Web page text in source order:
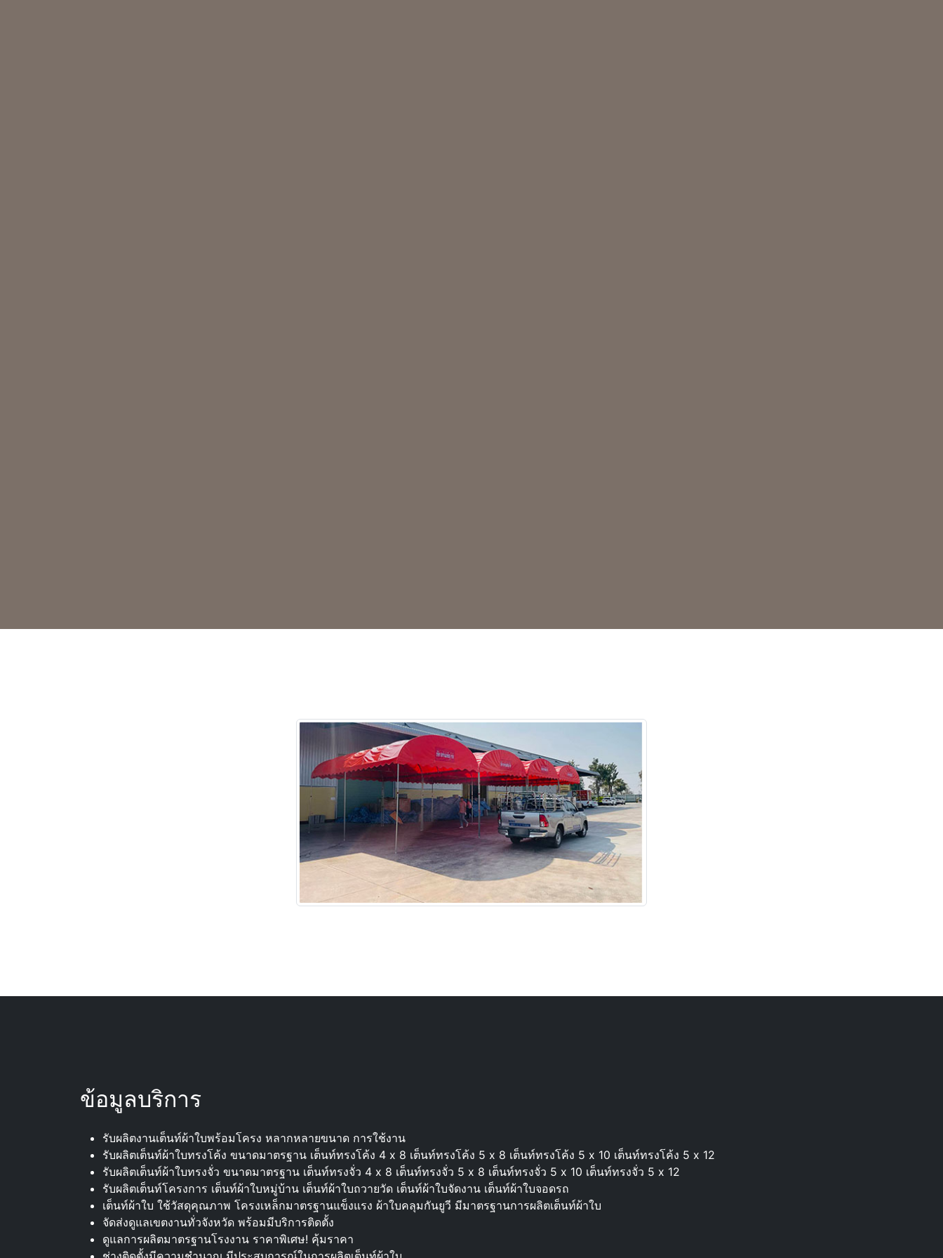
ข้อมูลบริการ
รับผลิตงานเต็นท์ผ้าใบพร้อมโครง หลากหลายขนาด การใช้งาน
รับผลิตเต็นท์ผ้าใบทรงโค้ง ขนาดมาตรฐาน เต็นท์ทรงโค้ง 4 x 8 เต็นท์ทรงโค้ง 5 x 8 เต็นท์ทรงโค้ง 5 x 10 เต็นท์ทรงโค้ง 5 x 12
รับผลิตเต็นท์ผ้าใบทรงจั่ว ขนาดมาตรฐาน เต็นท์ทรงจั่ว 4 x 8 เต็นท์ทรงจั่ว 5 x 8 เต็นท์ทรงจั่ว 5 x 10 เต็นท์ทรงจั่ว 5 x 12
รับผลิตเต็นท์โครงการ เต็นท์ผ้าใบหมู่บ้าน เต็นท์ผ้าใบถวายวัด เต็นท์ผ้าใบจัดงาน เต็นท์ผ้าใบจอดรถ
เต็นท์ผ้าใบ ใช้วัสดุคุณภาพ โครงเหล็กมาตรฐานแข็งแรง ผ้าใบคลุมกันยูวี มีมาตรฐานการผลิตเต็นท์ผ้าใบ
จัดส่งดูแลเขตงานทั่วจังหวัด พร้อมมีบริการติดตั้ง
ดูแลการผลิตมาตรฐานโรงงาน ราคาพิเศษ! คุ้มราคา